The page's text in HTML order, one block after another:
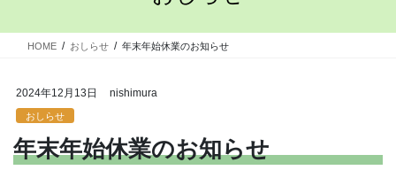
HOME おしらせ 年末年始休業のお知らせ
2024年12月13日 nishimura
おしらせ
年末年始休業のお知らせ